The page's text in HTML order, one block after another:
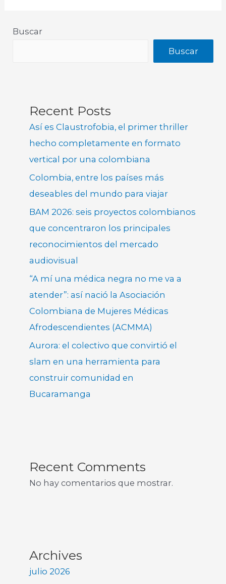
Buscar
Buscar
Recent Posts
Así es Claustrofobia, el primer thriller
hecho completamente en formato
vertical por una colombiana
Colombia, entre los países más
deseables del mundo para viajar
BAM 2026: seis proyectos colombianos
que concentraron los principales
reconocimientos del mercado
audiovisual
“A mí una médica negra no me va a
atender”: así nació la Asociación
Colombiana de Mujeres Médicas
Afrodescendientes (ACMMA)
Aurora: el colectivo que convirtió el
slam en una herramienta para
construir comunidad en
Bucaramanga
Recent Comments
No hay comentarios que mostrar.
Archives
julio 2026